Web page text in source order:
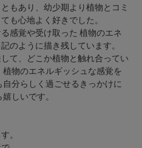
もあり、幼少期より植物とコミ
も心地よく好きでした。
感覚や受け取った 植物のエネ
のように描き残しています。
て、どこか植物と触れ合ってい
物のエネルギッシュな感覚を
分らしく過ごせるきっかけに
しいです。
。